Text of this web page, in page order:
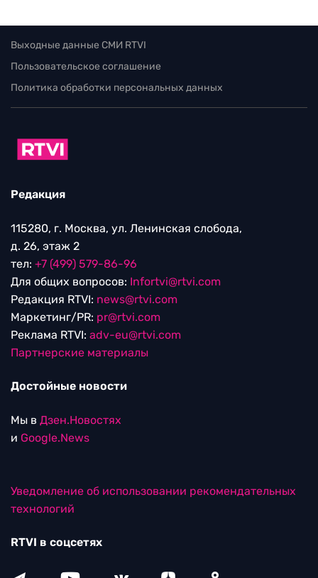
Выходные данные СМИ RTVI
Пользовательское соглашение
Политика обработки персональных данных
Редакция
115280, г. Москва, ул. Ленинская слобода,
д. 26, этаж 2
тел: +7 (499) 579-86-96
Для общих вопросов: Infortvi@rtvi.com
Редакция RTVI: news@rtvi.com
Маркетинг/PR: pr@rtvi.com
Реклама RTVI: adv-eu@rtvi.com
Партнерские материалы
Достойные новости
Мы в Дзен.Новостях
и Google.News
Уведомление об использовании рекомендательных
технологий
RTVI в соцсетях